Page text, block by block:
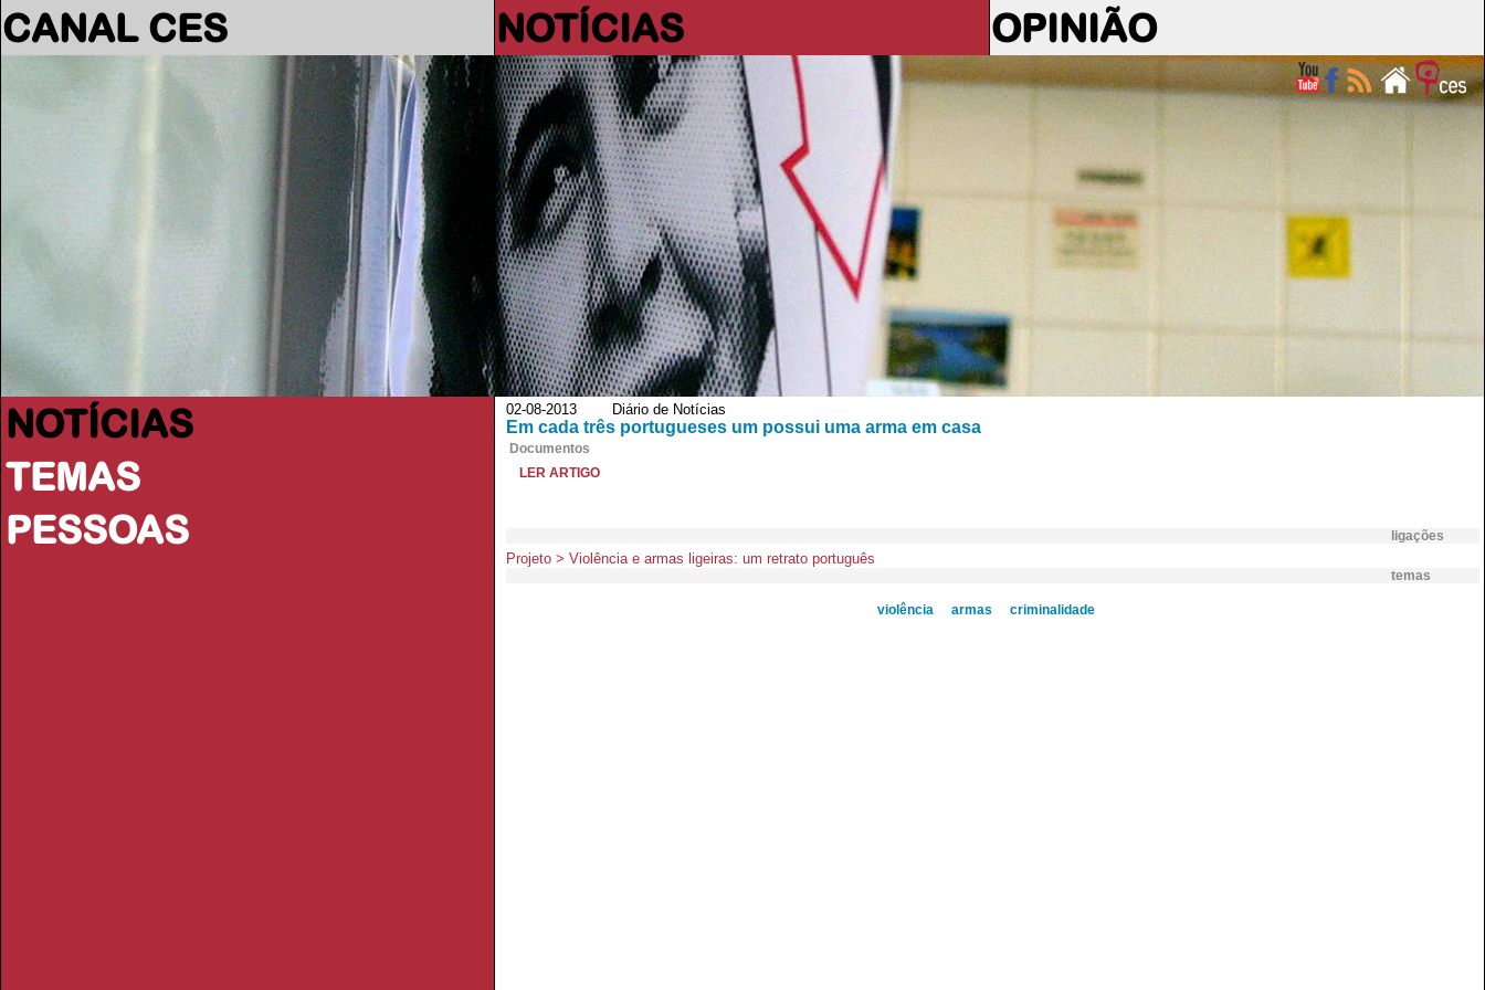
CANAL CES NOTÍCIAS OPINIÃO
NOTÍCIAS
TEMAS
PESSOAS
02-08-2013 Diário de Notícias
Em cada três portugueses um possui uma arma em casa
Documentos
LER ARTIGO
ligações
Projeto > Violência e armas ligeiras: um retrato português
temas
violência armas criminalidade